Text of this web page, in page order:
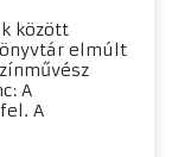
között
elmúlt
A
A